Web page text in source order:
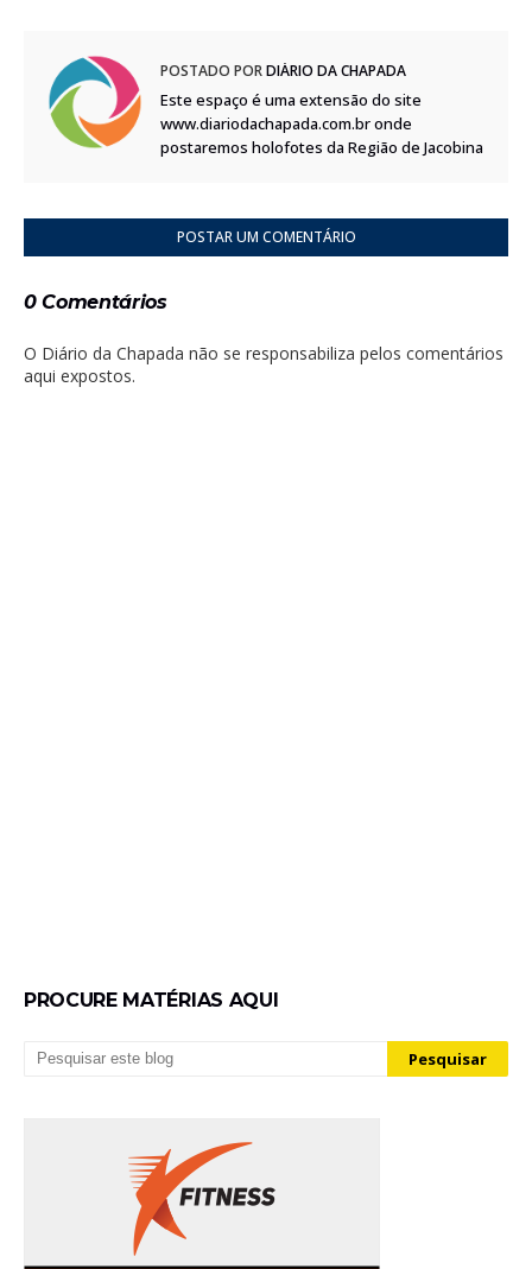
POSTADO PORDIÁRIO DA CHAPADA
Este espaço é uma extensão do site
www.diariodachapada.com.br onde
postaremos holofotes da Região de Jacobina
POSTAR UM COMENTÁRIO
0 Comentários
O Diário da Chapada não se responsabiliza pelos comentários
aqui expostos.
PROCURE MATÉRIAS AQUI